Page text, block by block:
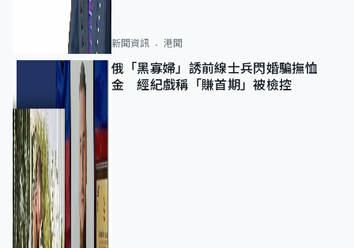
新聞資訊 港聞
俄「黑寡婦」誘前線士兵閃婚騙撫恤
金 經紀戲稱「賺首期」被檢控